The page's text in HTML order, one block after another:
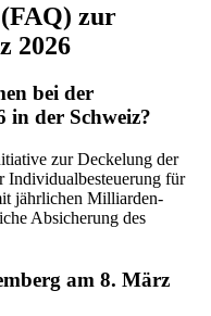
zur
2026
bei der
in der Schweiz?
zur Deckelung der
Individualbesteuerung für
jährlichen Milliarden-
Absicherung des
am 8. März